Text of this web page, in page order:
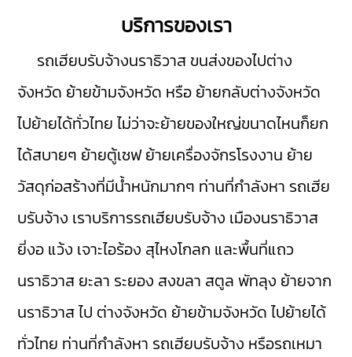
บริการของเรา
รถเฮียบรับจ้างนราธิวาส ขนส่งของไปต่าง
จังหวัด ย้ายข้ามจังหวัด หรือ ย้ายกลับต่างจังหวัด
ไปย้ายได้ทั่วไทย ไม่ว่าจะย้ายของใหญ่ขนาดไหนก็ยก
ได้สบายๆ ย้ายตู้เซฟ ย้ายเครื่องจักรโรงงาน ย้าย
วัสดุก่อสร้างที่มีน้ำหนักมากๆ ท่านที่กำลังหา รถเฮีย
บรับจ้าง เราบริการรถเฮียบรับจ้าง เมืองนราธิวาส
ยี่งอ แว้ง เจาะไอร้อง สุไหงโกลก และพื้นที่แถว
นราธิวาส ยะลา ระยอง สงขลา สตูล พัทลุง ย้ายจาก
นราธิวาส ไป ต่างจังหวัด ย้ายข้ามจังหวัด ไปย้ายได้
ทั่วไทย ท่านที่กำลังหา รถเฮียบรับจ้าง หรือรถเหมา